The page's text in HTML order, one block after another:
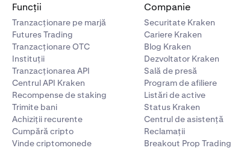
Funcții
Tranzacționare pe marjă
Futures Trading
Tranzacționare OTC
Instituții
Tranzacționarea API
Centrul API Kraken
Recompense de staking
Trimite bani
Achiziții recurente
Cumpără cripto
Vinde criptomonede
Companie
Securitate Kraken
Cariere Kraken
Blog Kraken
Dezvoltator Kraken
Sală de presă
Program de afiliere
Listări de active
Status Kraken
Centrul de asistență
Reclamații
Breakout Prop Trading